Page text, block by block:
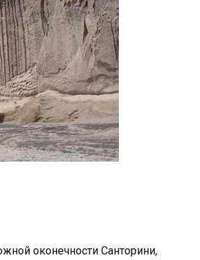
оконечности Санторини,